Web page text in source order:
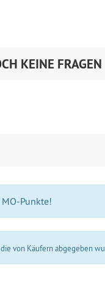
KEINE FRAGEN
Punkte!
von Käufern abgegeben